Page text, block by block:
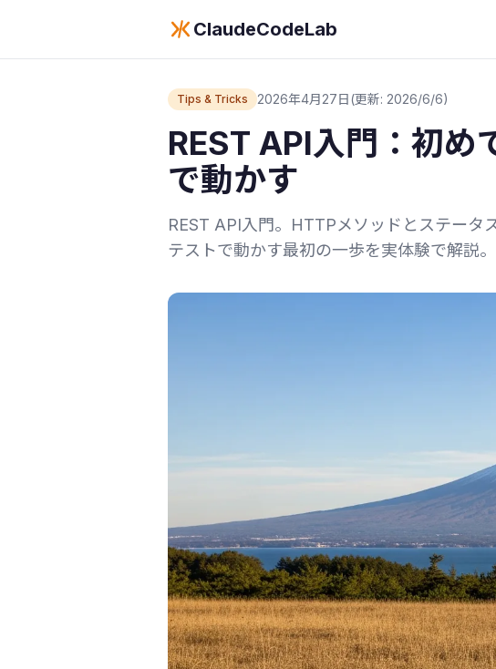
ClaudeCodeLab
Tips & Tricks 2026年4月27日(更新: 2026/6/6)
REST API入門：初
で動かす
REST API入門。HTTPメソッドとステー
テストで動かす最初の一歩を実体験で解説。